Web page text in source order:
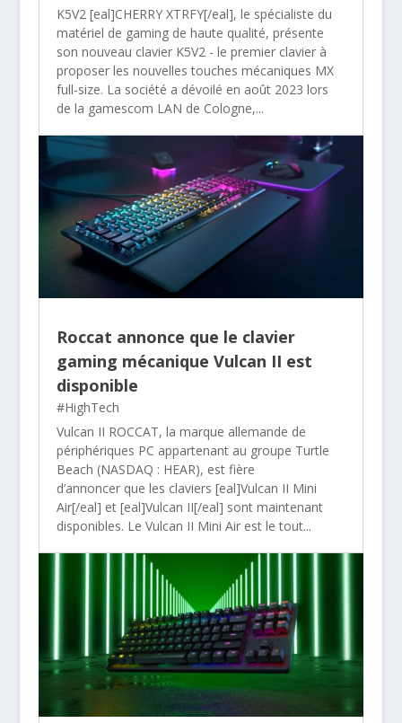
K5V2 [eal]CHERRY XTRFY[/eal], le spécialiste du
matériel de gaming de haute qualité, présente
son nouveau clavier K5V2 - le premier clavier à
proposer les nouvelles touches mécaniques MX
full-size. La société a dévoilé en août 2023 lors
de la gamescom LAN de Cologne,...
Roccat annonce que le clavier
gaming mécanique Vulcan II est
disponible
#HighTech
Vulcan II ROCCAT, la marque allemande de
périphériques PC appartenant au groupe Turtle
Beach (NASDAQ : HEAR), est fière
d’annoncer que les claviers [eal]Vulcan II Mini
Air[/eal] et [eal]Vulcan II[/eal] sont maintenant
disponibles. Le Vulcan II Mini Air est le tout...